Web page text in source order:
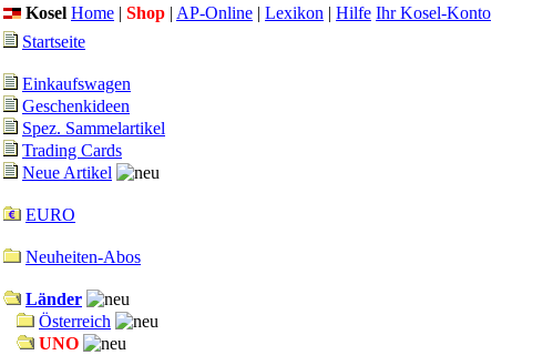
Kosel Home | Shop | AP-Online | Lexikon | Hilfe Ihr Kosel-Konto
Startseite
Einkaufswagen
Geschenkideen
Spez. Sammelartikel
Trading Cards
Neue Artikel
EURO
Neuheiten-Abos
Länder
Österreich
UNO